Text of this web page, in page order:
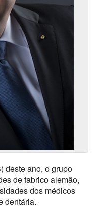
deste ano, o grupo
de fabrico alemão,
dos médicos
dentária.